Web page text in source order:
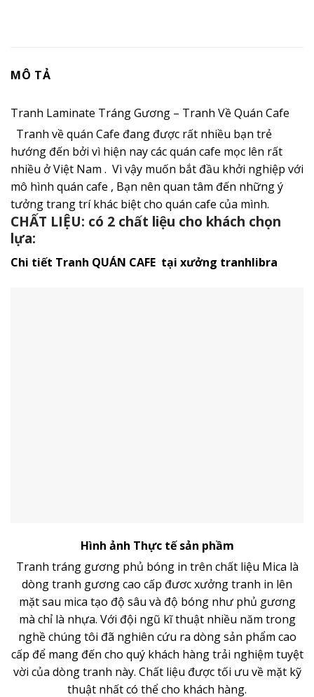
MÔ TẢ
Tranh Laminate Tráng Gương – Tranh Về Quán Cafe
Tranh về quán Cafe đang được rất nhiều bạn trẻ
hướng đến bởi vì hiện nay các quán cafe mọc lên rất
nhiều ở Việt Nam . Vì vậy muốn bắt đầu khởi nghiệp với
mô hình quán cafe , Bạn nên quan tâm đến những ý
tưởng trang trí khác biệt cho quán cafe của mình.
CHẤT LIỆU: có 2 chất liệu cho khách chọn
lựa:
Chi tiết Tranh QUÁN CAFE tại xưởng tranhlibra
Hình ảnh Thực tế sản phầm
Tranh tráng gương phủ bóng in trên chất liệu Mica là
dòngtranh gươngcao cấp đươc xưởng tranh in lên
mặt sau mica tạo độ sâu và độ bóng như phủ gương
mà chỉ là nhựa. Với đội ngũ kĩ thuật nhiều năm trong
nghề chúng tôi đã nghiên cứu ra dòng sản phẩm cao
cấp để mang đến cho quý khách hàng trải nghiệm tuyệt
vời của dòng tranh này. Chất liệu được tối ưu về mặt kỹ
thuật nhất có thể cho khách hàng.